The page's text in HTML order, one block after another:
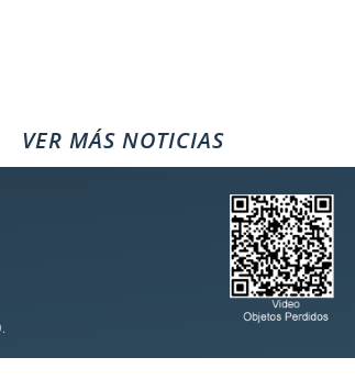
VER MÁS NOTICIAS